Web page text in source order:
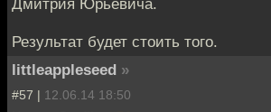
Результат будет стоить того.
littleappleseed »
#57 | 12.06.14 18:50